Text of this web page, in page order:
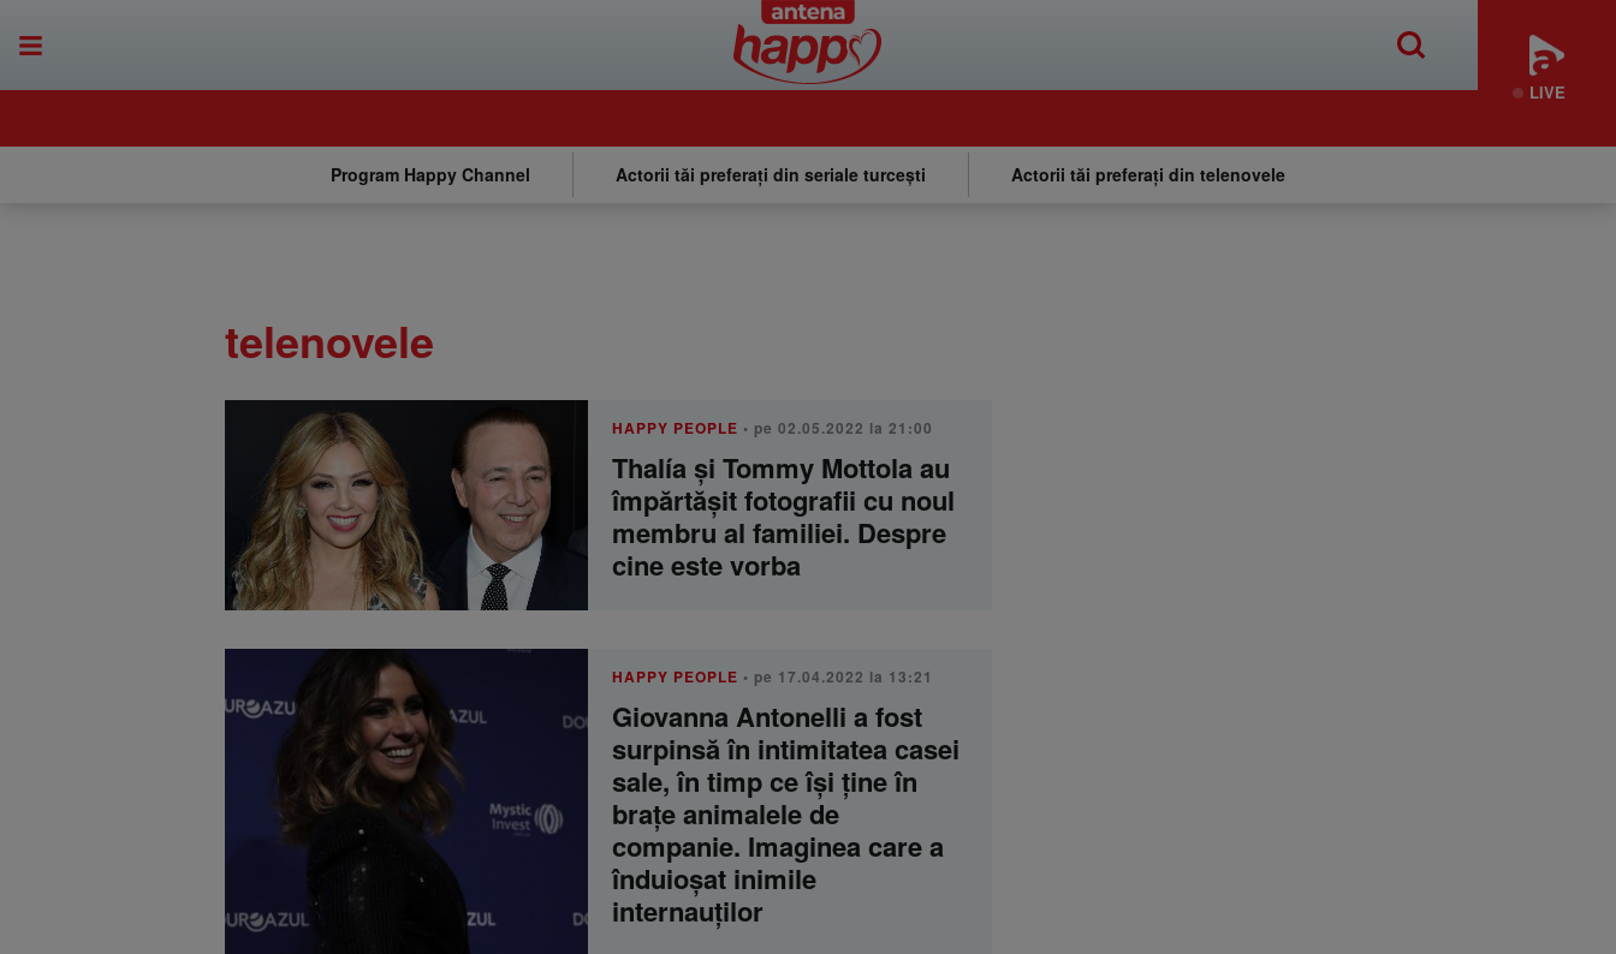
LIVE
Program Happy Channel Actorii tăi preferați din seriale turcești Actorii tăi preferați din telenovele
telenovele
HAPPY PEOPLE • pe 02.05.2022 la 21:00
Thalía și Tommy Mottola au
împărtășit fotografii cu noul
membru al familiei. Despre
cine este vorba
HAPPY PEOPLE • pe 17.04.2022 la 13:21
Giovanna Antonelli a fost
surpinsă în intimitatea casei
sale, în timp ce își ține în
brațe animalele de
companie. Imaginea care a
înduioșat inimile
internauților